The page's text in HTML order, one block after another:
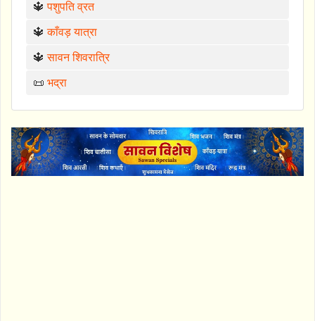
🔱पशुपति व्रत
🔱काँवड़ यात्रा
🔱सावन शिवरात्रि
📜 भद्रा